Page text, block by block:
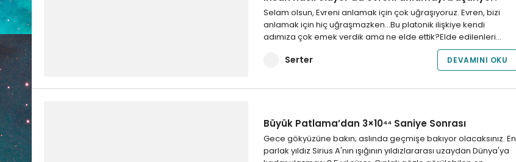
Selam olsun, Evreni anlamak için çok uğraşıyoruz. Evren, bizi
anlamak için hiç uğraşmazken…Bu platonik ilişkiye kendi
adımıza çok emek verdik ama ne elde ettik?Elde edilenleri…
Serter DEVAMINI OKU
Büyük Patlama’dan 3×10⁴⁴ Saniye Sonrası
Gece gökyüzüne bakın; aslında geçmişe bakıyor olacaksınız. En
parlak yıldız Sirius A'nın ışığının yıldızlararası uzaydan Dünya'ya